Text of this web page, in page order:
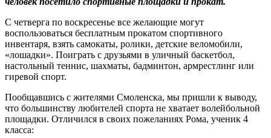
С четверга по воскресенье все желающие могут
воспользоваться бесплатным прокатом спортивного
инвентаря, взять самокаты, ролики, детские веломобили,
«лошадки». Поиграть с друзьями в уличный баскетбол,
настольный теннис, шахматы, бадминтон, армрестлинг или
гиревой спорт.
Пообщавшись с жителями Смоленска, мы пришли к выводу,
что большинству любителей спорта не хватает волейбольной
площадки. Отличился в своих пожеланиях Рома, ученик 4
класса: